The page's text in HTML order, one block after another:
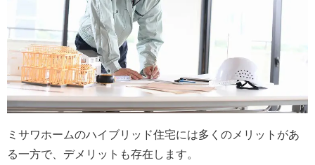
ミサワホームのハイブリッド住宅には多くのメリットがあ
る一方で、デメリットも存在します。